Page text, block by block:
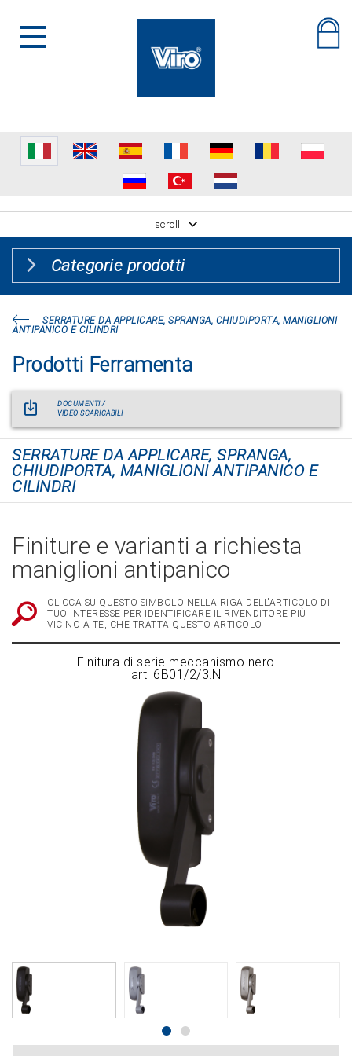
scroll
Categorie prodotti
SERRATURE DA APPLICARE, SPRANGA, CHIUDIPORTA, MANIGLIONI
ANTIPANICO E CILINDRI
Prodotti Ferramenta
DOCUMENTI /
VIDEO SCARICABILI
SERRATURE DA APPLICARE, SPRANGA,
CHIUDIPORTA, MANIGLIONI ANTIPANICO E
CILINDRI
Finiture e varianti a richiesta
maniglioni antipanico
CLICCA SU QUESTO SIMBOLO NELLA RIGA DELL'ARTICOLO DI
TUO INTERESSE PER IDENTIFICARE IL RIVENDITORE PIÙ
VICINO A TE, CHE TRATTA QUESTO ARTICOLO
Finitura di serie meccanismo nero
art. 6B01/2/3.N